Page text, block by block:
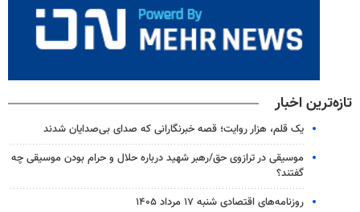
تازه‌ترین اخبار
یک قلم، هزار روایت؛ قصه خبرنگارانی که صدای بی‌صدایان شدند
موسیقی در ترازوی حق/رهبر شهید درباره حلال و حرام بودن موسیقی چه
گفتند؟
روزنامه‌های اقتصادی شنبه ۱۷ مرداد ۱۴۰۵